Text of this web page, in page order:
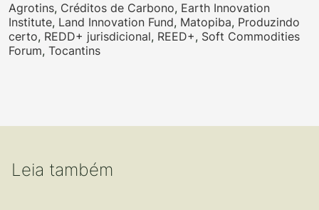
Agrotins, Créditos de Carbono, Earth Innovation
Institute, Land Innovation Fund, Matopiba, Produzindo
certo, REDD+ jurisdicional, REED+, Soft Commodities
Forum, Tocantins
Leia também